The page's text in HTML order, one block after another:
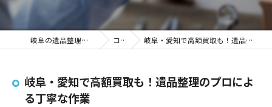
岐阜の遺品整理ならトライハート コラム 岐阜・愛知で高額買取も！遺品整理のプロによる丁寧な作業
岐阜・愛知で高額買取も！遺品整理のプロによ
る丁寧な作業